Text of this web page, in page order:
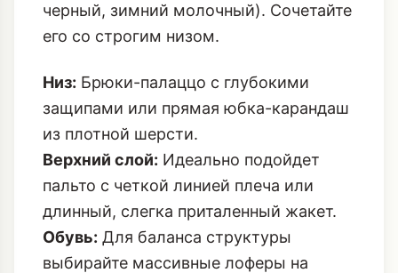
черный, зимний молочный). Сочетайте
его со строгим низом.
Низ: Брюки-палаццо с глубокими
защипами или прямая юбка-карандаш
из плотной шерсти.
Верхний слой: Идеально подойдет
пальто с четкой линией плеча или
длинный, слегка приталенный жакет.
Обувь: Для баланса структуры
выбирайте массивные лоферы на